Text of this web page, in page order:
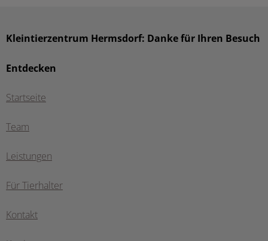
Entdecken
Startseite
Team
Leistungen
Für Tierhalter
Kontakt
Kleintierzentrum Hermsdorf: Danke für Ihren Besuch